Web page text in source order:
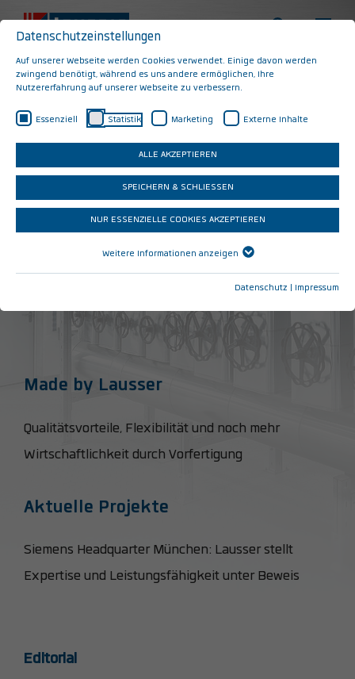
Lausser Verteiler
Verteiler Ausgabe 1 | Ausgabe 1 | Dezember 2016
„Wer kopiert wird, macht
etwas richtig.“
Made by Lausser
Qualitätsvorteile, Flexibilität und noch mehr
Wirtschaftlichkeit durch Vorfertigung
Aktuelle Projekte
Siemens Headquarter München: Lausser stellt
Expertise und Leistungsfähigkeit unter Beweis
Editorial
Datenschutzeinstellungen
Auf unserer Webseite werden Cookies verwendet. Einige davon werden
zwingend benötigt, während es uns andere ermöglichen, Ihre
Nutzererfahrung auf unserer Webseite zu verbessern.
Essenziell Statistik Marketing Externe Inhalte
ALLE AKZEPTIEREN
SPEICHERN & SCHLIESSEN
NUR ESSENZIELLE COOKIES AKZEPTIEREN
Weitere Informationen anzeigen
Datenschutz Impressum